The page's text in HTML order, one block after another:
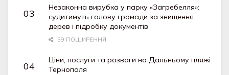
Незаконна вирубка у парку «Загребелля»:
судитимуть голову громади за знищення
дерев і підробку документів
59 ПОШИРЕННЯ
Ціни, послуги та розваги на Дальньому пляжі
Тернополя